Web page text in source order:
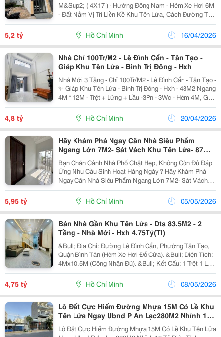
M&Sup2; ( 4X17 ) - Hướng Đông Nam - Hẻm Xe Hơi 6M
- Đất Nằm Vị Trí Liền Kề Khu Tên Lửa, Cách Đường Tên
Lửa Chỉ 500M, Đi Tới Siêu Thị Aeon Bình Tân Chỉ 1Km,
- Đất Nằm Mặt Tiền Hẻm Nhựa Rộng 6M,...
5,2 tỷ Hồ Chí Minh 16/04/2026
Nhà Chỉ 100Tr/M2 - Lê Đình Cẩn - Tân Tạo -
Giáp Khu Tên Lửa - Bình Trị Đông - Hxh
Nhà Mới 3 Tầng - Chỉ 100Tr/M2 - Lê Đình Cẩn - Tân Tạo -
✨ Giáp Khu Tên Lửa - Bình Trị Đông - Hxh - 48M2 Ngang
4M * 12M - Trệt + Lửng + Lầu -3Pn - 3Wc - Hẻm 4M, Gần
Chợ Lê Đình Cẩn - Giáp Khu Tên Lửa - Bình Trị Đông -
Vinfast Samco Bình Tân - Aeon -...
4,8 tỷ Hồ Chí Minh 20/04/2026
Hãy Khám Phá Ngay Căn Nhà Siêu Phẩm
Ngang Lớn 7M2- Sát Vách Khu Tên Lửa- 87M2
Chỉ 5Ty950
Bạn Chán Cảnh Nhà Phố Chật Hẹp, Không Còn Đủ Đáp
Ứng Nhu Cầu Sinh Hoạt Hàng Ngày ? Hãy Khám Phá
Ngay Căn Nhà Siêu Phẩm Ngang Lớn 7M2- Sát Vách
Khu Tên Lửa ✨Tỉnh Lộ 10 - Bình Trị Đông B - Bình Tân
Phù Hợp Cho Gia Đình Đông Thành Viên Hoặc Khách...
5,95 tỷ Hồ Chí Minh 05/05/2026
Bán Nhà Gần Khu Tên Lửa - Dts 83.5M2 - 2
Tầng - Nhà Mới - Hxh 4.75Tỷ(Tl)
&Bull; Địa Chỉ: Đường Lê Đình Cẩn, Phường Tân Tạo,
Quận Bình Tân (Hẻm Xe Hơi Đỗ Cửa). &Bull; Diện Tích:
4Mx10.5M (Công Nhận Đủ). &Bull; Kết Cấu: 1 Trệt 1 Lầu
(2 Tầng), Gồm 2 Phòng Ngủ, 2 Wc. &Bull; Tình Trạng:
Nhà Mới Đẹp, Thiết Kế Hiện Đại, Tặng...
4,75 tỷ Hồ Chí Minh 08/05/2026
Lô Đất Cực Hiếm Đường Mhựa 15M Có Lề Khu
Tên Lửa Ngay Ubnd P An Lạc280M2 Nhỉnh 19
Tỷ
Lô Đất Cực Hiếm Đường Mhựa 15M Có Lề Khu Tên Lửa